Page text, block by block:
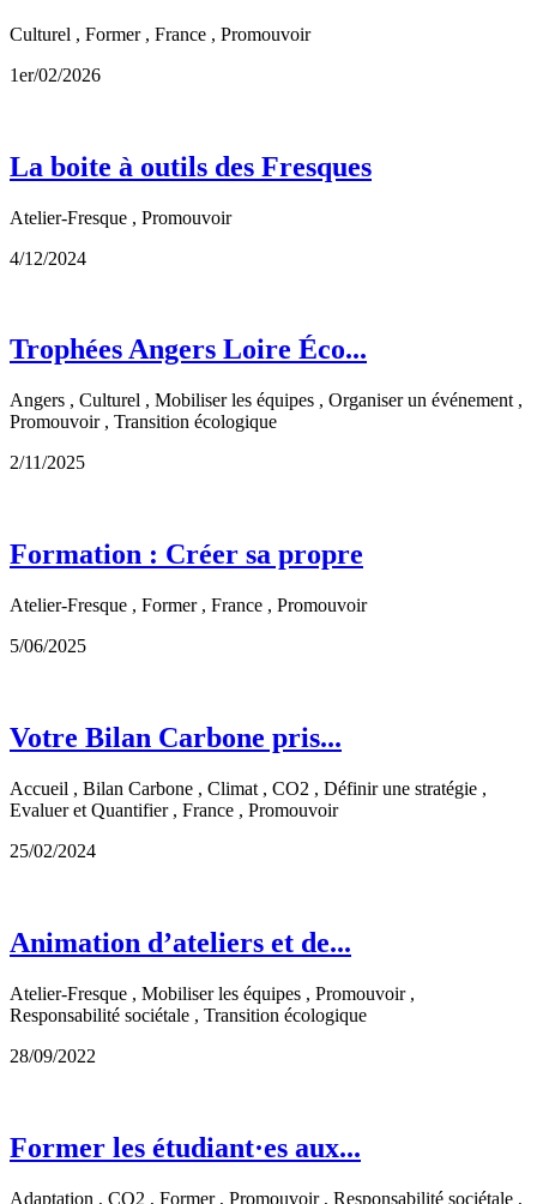
Culturel , Former , France , Promouvoir
1er/02/2026
La boite à outils des Fresques
Atelier-Fresque , Promouvoir
4/12/2024
Trophées Angers Loire Éco...
Angers , Culturel , Mobiliser les équipes , Organiser un événement ,
Promouvoir , Transition écologique
2/11/2025
Formation : Créer sa propre
Atelier-Fresque , Former , France , Promouvoir
5/06/2025
Votre Bilan Carbone pris...
Accueil , Bilan Carbone , Climat , CO2 , Définir une stratégie ,
Evaluer et Quantifier , France , Promouvoir
25/02/2024
Animation d’ateliers et de...
Atelier-Fresque , Mobiliser les équipes , Promouvoir ,
Responsabilité sociétale , Transition écologique
28/09/2022
Former les étudiant·es aux...
Adaptation , CO2 , Former , Promouvoir , Responsabilité sociétale ,